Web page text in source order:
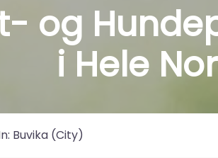
og
i Hele
sted